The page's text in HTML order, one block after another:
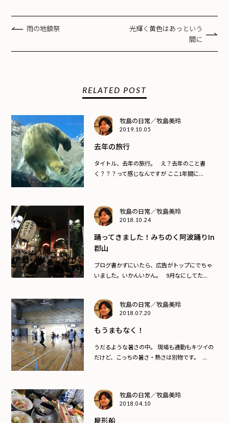
雨の地鎮祭
光輝く黄色はあっという
間に
RELATED POST
牧島の日常／牧島美玲
2019.10.05
去年の旅行
タイトル、去年の旅行。 え？去年のこと書
く？？？って感じなんですが ここ1年間に...
牧島の日常／牧島美玲
2018.10.24
踊ってきました！みちのく阿波踊りin
郡山
ブログ書かずにいたら、広告がトップにでちゃ
いました。いかんいかん。 9月なにしてた...
牧島の日常／牧島美玲
2018.07.20
もうまもなく！
うだるような暑さの中。 現場も通勤もキツイの
だけど、こっちの暑さ・熱さは別物です。 ...
牧島の日常／牧島美玲
2018.04.10
屋形船